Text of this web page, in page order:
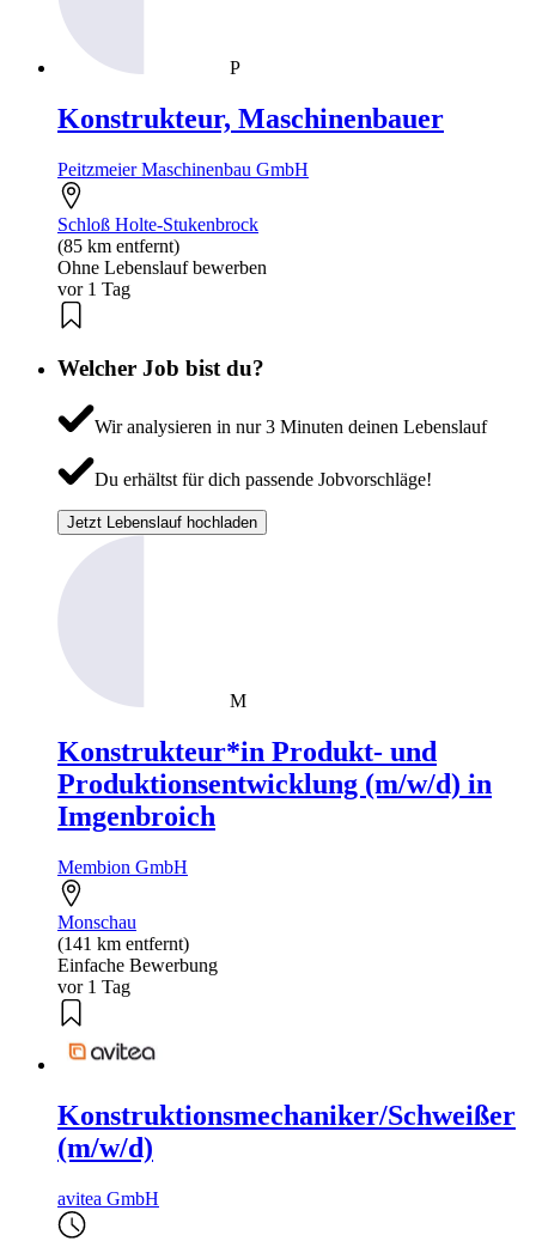
P
Konstrukteur, Maschinenbauer
Peitzmeier Maschinenbau GmbH
Schloß Holte-Stukenbrock
(85 km entfernt)
Ohne Lebenslauf bewerben
vor 1 Tag
Welcher Job bist du?
Wir analysieren in nur 3 Minuten deinen Lebenslauf
Du erhältst für dich passende Jobvorschläge!
Jetzt Lebenslauf hochladen
M
Konstrukteur*in Produkt- und
Produktionsentwicklung (m/w/d) in
Imgenbroich
Membion GmbH
Monschau
(141 km entfernt)
Einfache Bewerbung
vor 1 Tag
Konstruktionsmechaniker/Schweißer
(m/w/d)
avitea GmbH